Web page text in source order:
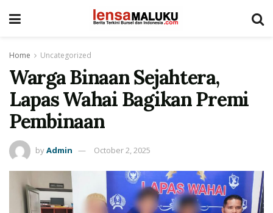
Home Uncategorized
Warga Binaan Sejahtera,
Lapas Wahai Bagikan Premi
Pembinaan
byAdmin October 2, 2025